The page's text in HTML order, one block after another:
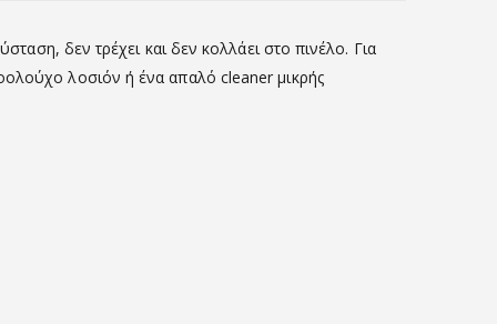
δεν τρέχει και δεν κολλάει στο πινέλο. Για
λοσιόν ή ένα απαλό cleaner μικρής